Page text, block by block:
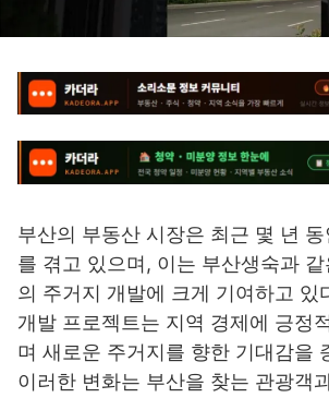
부산의 부동산 시장은 최근 몇 년
를 겪고 있으며, 이는 부산생숙과
의 주거지 개발에 크게 기여하고 있
개발 프로젝트는 지역 경제에 긍정
며 새로운 주거지를 향한 기대감을
이러한 변화는 부산을 찾는 관광객